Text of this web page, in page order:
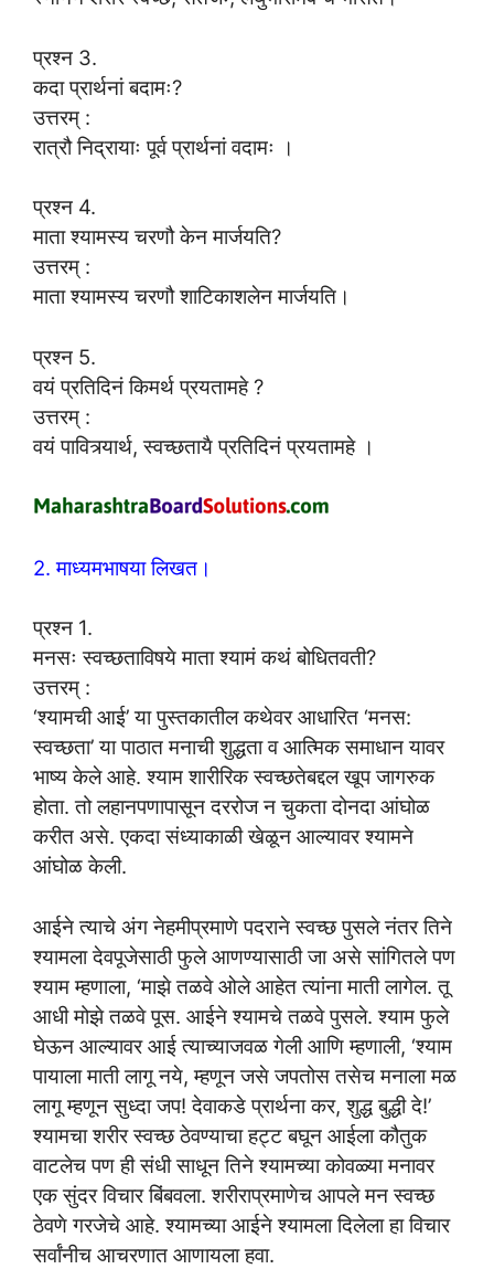
प्रश्न 3.
कदा प्रार्थनां बदामः?
उत्तरम् :
रात्रौ निद्रायाः पूर्व प्रार्थनां वदामः ।
प्रश्न 4.
माता श्यामस्य चरणौ केन मार्जयति?
उत्तरम् :
माता श्यामस्य चरणौ शाटिकाशलेन मार्जयति।
प्रश्न 5.
वयं प्रतिदिनं किमर्थ प्रयतामहे ?
उत्तरम् :
वयं पावित्र्यार्थ, स्वच्छतायै प्रतिदिनं प्रयतामहे ।
2. माध्यमभाषया लिखत।
प्रश्न 1.
मनसः स्वच्छताविषये माता श्यामं कथं बोधितवती?
उत्तरम् :
‘श्यामची आई’ या पुस्तकातील कथेवर आधारित ‘मनस:
स्वच्छता’ या पाठात मनाची शुद्धता व आत्मिक समाधान यावर
भाष्य केले आहे. श्याम शारीरिक स्वच्छतेबद्दल खूप जागरुक
होता. तो लहानपणापासून दररोज न चुकता दोनदा आंघोळ
करीत असे. एकदा संध्याकाळी खेळून आल्यावर श्यामने
आंघोळ केली.
आईने त्याचे अंग नेहमीप्रमाणे पदराने स्वच्छ पुसले नंतर तिने
श्यामला देवपूजेसाठी फुले आणण्यासाठी जा असे सांगितले पण
श्याम म्हणाला, ‘माझे तळवे ओले आहेत त्यांना माती लागेल. तू
आधी मोझे तळवे पूस. आईने श्यामचे तळवे पुसले. श्याम फुले
घेऊन आल्यावर आई त्याच्याजवळ गेली आणि म्हणाली, ‘श्याम
पायाला माती लागू नये, म्हणून जसे जपतोस तसेच मनाला मळ
लागू म्हणून सुध्दा जप! देवाकडे प्रार्थना कर, शुद्ध बुद्धी दे!’
श्यामचा शरीर स्वच्छ ठेवण्याचा हट्ट बघून आईला कौतुक
वाटलेच पण ही संधी साधून तिने श्यामच्या कोवळ्या मनावर
एक सुंदर विचार बिंबवला. शरीराप्रमाणेच आपले मन स्वच्छ
ठेवणे गरजेचे आहे. श्यामच्या आईने श्यामला दिलेला हा विचार
सर्वांनीच आचरणात आणायला हवा.